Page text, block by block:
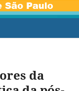
da